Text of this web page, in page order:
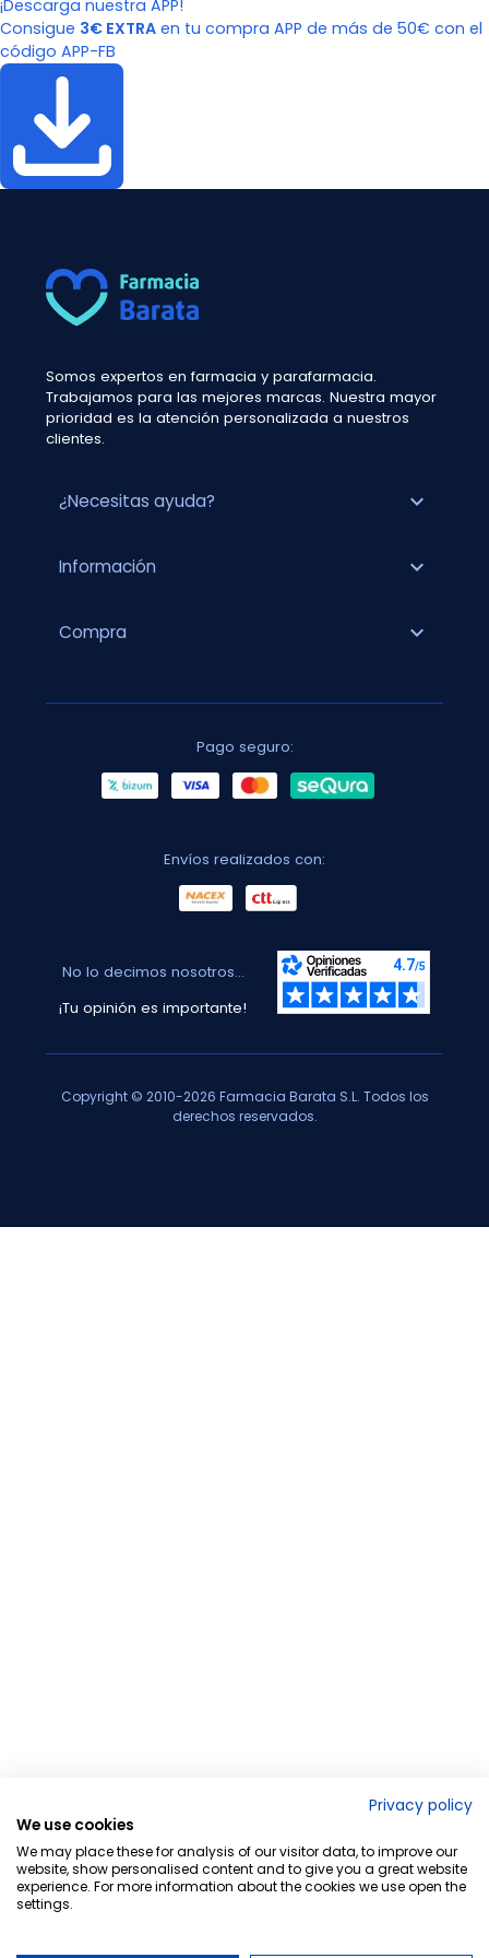
¡Descarga nuestra APP!
Consigue 3€ EXTRA en tu compra APP de más de 50€ con el
código APP-FB
Somos expertos en farmacia y parafarmacia.
Trabajamos para las mejores marcas. Nuestra mayor
prioridad es la atención personalizada a nuestros
clientes.
¿Necesitas ayuda? expand_more
Información expand_more
Compra expand_more
Pago seguro:
Envíos realizados con:
No lo decimos nosotros...
¡Tu opinión es importante!
Copyright © 2010-2026 Farmacia Barata S.L. Todos los
derechos reservados.
Privacy policy
We use cookies
We may place these for analysis of our visitor data, to improve our
website, show personalised content and to give you a great website
experience. For more information about the cookies we use open the
settings.